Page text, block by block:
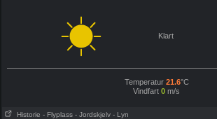
Klart
Temperatur 21.6°C
Vindfart 0 m/s
Historie - Flyplass - Jordskjelv - Lyn